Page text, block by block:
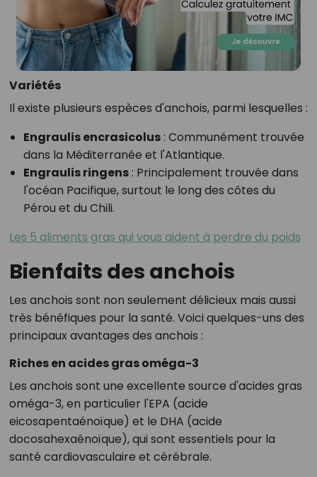
Variétés
Il existe plusieurs espèces d'anchois, parmi lesquelles :
Engraulis encrasicolus: Communément trouvée
dans la Méditerranée et l'Atlantique.
Engraulis ringens: Principalement trouvée dans
l'océan Pacifique, surtout le long des côtes du
Pérou et du Chili.
Les 5 aliments gras qui vous aident à perdre du poids
Bienfaits des anchois
Les anchois sont non seulement délicieux mais aussi
très bénéfiques pour la santé. Voici quelques-uns des
principaux avantages des anchois :
Riches en acides gras oméga-3
Les anchois sont une excellente source d'acides gras
oméga-3, en particulier l'EPA (acide
eicosapentaénoïque) et le DHA (acide
docosahexaénoïque), qui sont essentiels pour la
santé cardiovasculaire et cérébrale.